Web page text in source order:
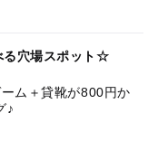
る穴場スポット☆
ム＋貸靴が800円か
♪